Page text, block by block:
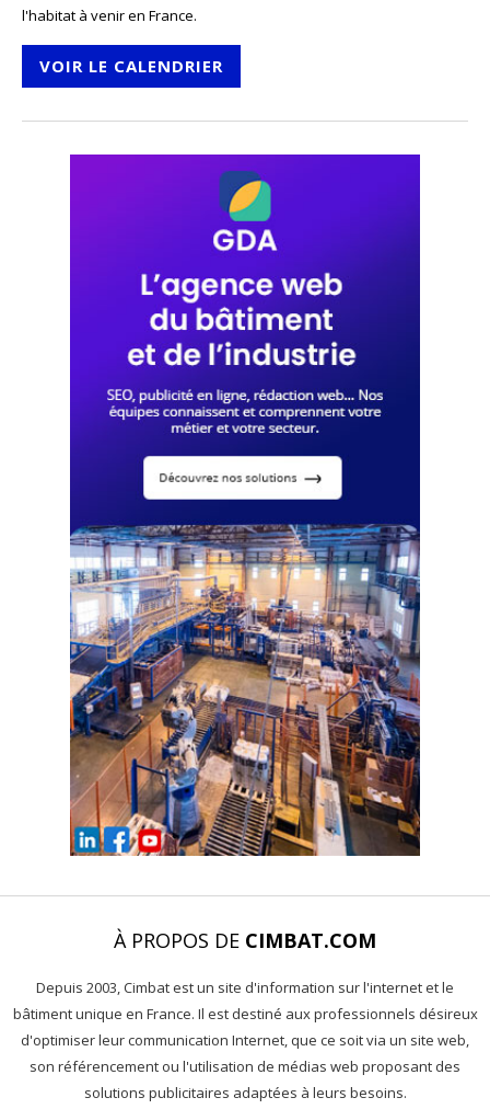
l'habitat à venir en France.
VOIR LE CALENDRIER
À PROPOS DE CIMBAT.COM
Depuis 2003, Cimbat est un site d'information sur l'internet et le
bâtiment unique en France. Il est destiné aux professionnels désireux
d'optimiser leur communication Internet, que ce soit via un site web,
son référencement ou l'utilisation de médias web proposant des
solutions publicitaires adaptées à leurs besoins.